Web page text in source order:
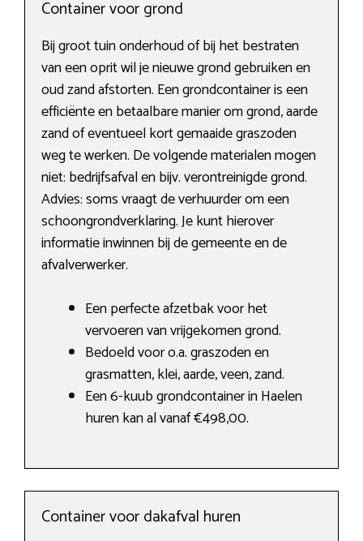
Container voor grond
Bij groot tuin onderhoud of bij het bestraten
van een oprit wil je nieuwe grond gebruiken en
oud zand afstorten. Een grondcontainer is een
efficiënte en betaalbare manier om grond, aarde
zand of eventueel kort gemaaide graszoden
weg te werken. De volgende materialen mogen
niet: bedrijfsafval en bijv. verontreinigde grond.
Advies: soms vraagt de verhuurder om een
schoongrondverklaring. Je kunt hierover
informatie inwinnen bij de gemeente en de
afvalverwerker.
Een perfecte afzetbak voor het
vervoeren van vrijgekomen grond.
Bedoeld voor o.a. graszoden en
grasmatten, klei, aarde, veen, zand.
Een 6-kuub grondcontainer in Haelen
huren kan al vanaf €498,00.
Container voor dakafval huren